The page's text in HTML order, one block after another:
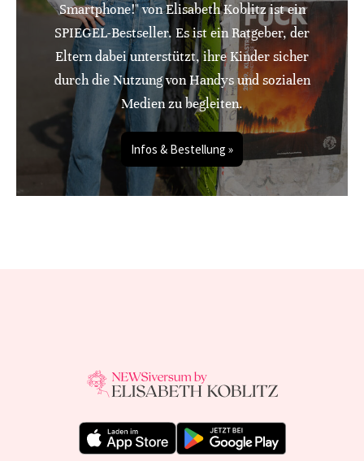
Smartphone!" von Elisabeth Koblitz ist ein
SPIEGEL-Bestseller. Es ist ein Ratgeber, der
Eltern dabei unterstützt, ihre Kinder sicher
durch die Nutzung von Handys und sozialen
Medien zu begleiten.
Infos & Bestellung »